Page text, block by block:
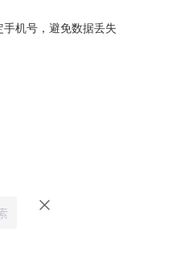
机号，避免数据丢失